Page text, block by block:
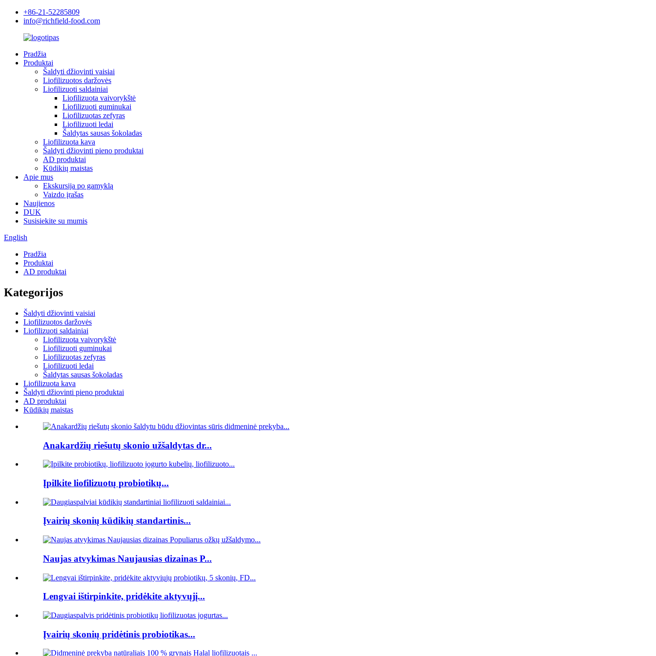
+86-21-52285809
info@richfield-food.com
Pradžia
Produktai
Šaldyti džiovinti vaisiai
Liofilizuotos daržovės
Liofilizuoti saldainiai
Liofilizuota vaivorykštė
Liofilizuoti guminukai
Liofilizuotas zefyras
Liofilizuoti ledai
Šaldytas sausas šokoladas
Liofilizuota kava
Šaldyti džiovinti pieno produktai
AD produktai
Kūdikių maistas
Apie mus
Ekskursija po gamyklą
Vaizdo įrašas
Naujienos
DUK
Susisiekite su mumis
English
Pradžia
Produktai
AD produktai
Kategorijos
Šaldyti džiovinti vaisiai
Liofilizuotos daržovės
Liofilizuoti saldainiai
Liofilizuota vaivorykštė
Liofilizuoti guminukai
Liofilizuotas zefyras
Liofilizuoti ledai
Šaldytas sausas šokoladas
Liofilizuota kava
Šaldyti džiovinti pieno produktai
AD produktai
Kūdikių maistas
Anakardžių riešutų skonio užšaldytas dr...
Įpilkite liofilizuotų probiotikų...
Įvairių skonių kūdikių standartinis...
Naujas atvykimas Naujausias dizainas P...
Lengvai ištirpinkite, pridėkite aktyvųjį...
Įvairių skonių pridėtinis probiotikas...